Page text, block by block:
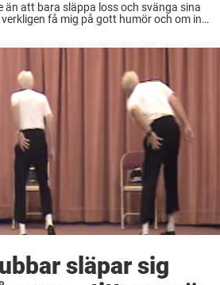
än att bara släppa loss och svänga sina
få mig på gott humör och om inte
släpar sig